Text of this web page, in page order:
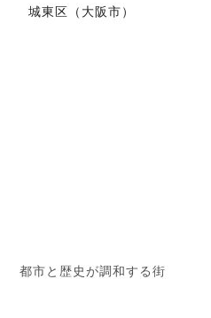
城東区（大阪市）
都市と歴史が調和する街